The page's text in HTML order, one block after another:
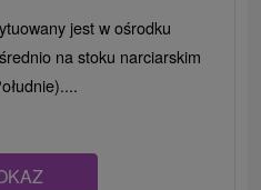
jest w ośrodku
na stoku narciarskim